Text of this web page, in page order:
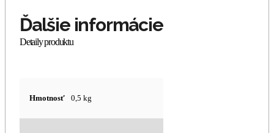
Hmotnosť 0,5 kg